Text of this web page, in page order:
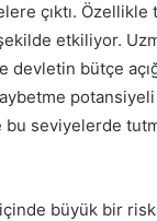
çıktı.
etkiliyor.
bütçe
seviyelerde
büyük bir